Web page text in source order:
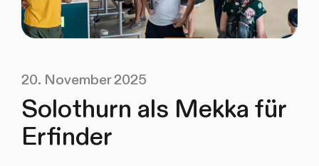
20. November 2025
Solothurn als Mekka für
Erfinder